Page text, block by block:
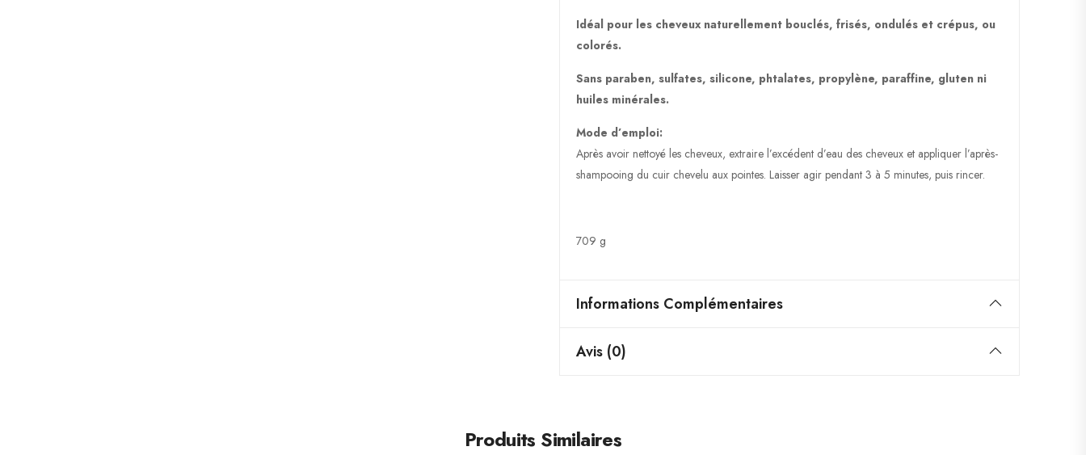
Idéal pour les cheveux naturellement bouclés, frisés, ondulés et crépus, ou
colorés.
Sans paraben, sulfates, silicone, phtalates, propylène, paraffine, gluten ni
huiles minérales.
Mode d’emploi:
Après avoir nettoyé les cheveux, extraire l’excédent d’eau des cheveux et appliquer l’après-
shampooing du cuir chevelu aux pointes. Laisser agir pendant 3 à 5 minutes, puis rincer.
709 g
Informations Complémentaires
Avis (0)
Produits Similaires